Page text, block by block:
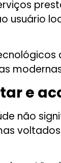
usuário
e
não